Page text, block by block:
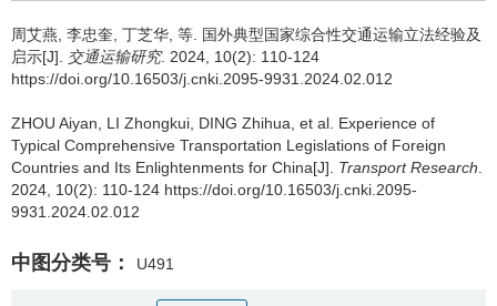
周艾燕 李忠奎 丁芝华 等
国外典型国家综合性交通运输立法经验及
启示[J]. 交通运输研究. 2024, 10(2): 110-124
https://doi.org/10.16503/j.cnki.2095-9931.2024.02.012
ZHOU Aiyan LI Zhongkui DING Zhihua et al Experience of
Typical Comprehensive Transportation Legislations of Foreign
Countries and Its Enlightenments for China[J]. Transport Research
2024, 10(2): 110-124 https://doi.org/10.16503/j.cnki.2095-
9931.2024.02.012
中图分类号： U491